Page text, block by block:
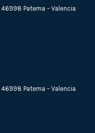
46998 Paterna – Valencia
46998 Paterna – Valencia